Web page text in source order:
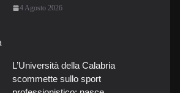
4 Agosto 2026
L’Università della Calabria
scommette sullo sport